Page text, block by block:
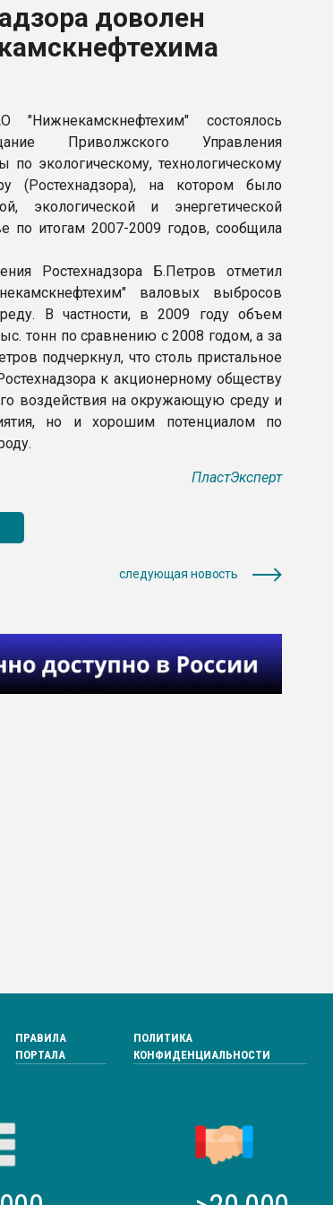
доволен
состоялось
Приволжского Управления
экологическому, технологическому
(Ростехнадзора), на котором было
экологической и энергетической
по итогам 2007-2009 годов, сообщила
Ростехнадзора Б.Петров отметил
валовых выбросов
В частности, в 2009 году объем
тонн по сравнению с 2008 годом, а за
подчеркнул, что столь пристальное
к акционерному обществу
воздействия на окружающую среду и
но и хорошим потенциалом по
ПластЭксперт
следующая новость
ПРАВИЛА
ПОРТАЛА
ПОЛИТИКА
КОНФИДЕНЦИАЛЬНОСТИ